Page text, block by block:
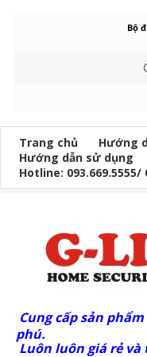
Bộ
Trang chủ
Hướng
Hướng dẫn sử dụng
Hotline: 093.669.5555/
Cung cấp sản
phú.
Luôn luôn giá rẻ